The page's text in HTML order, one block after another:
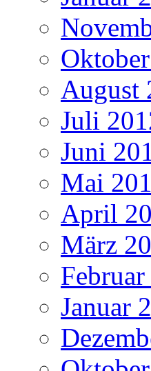
August
Juli
Juni
Mai
April
März
Januar